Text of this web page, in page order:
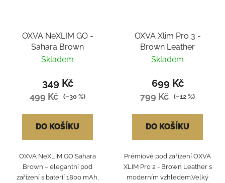
OXVA NeXLIM GO -
Sahara Brown
Skladem
349 Kč
499 Kč (–30 %)
DO KOŠÍKU
OXVA NeXLIM GO Sahara
Brown – elegantní pod
zařízení s baterií 1800 mAh,
OXVA Xlim Pro 3 -
Brown Leather
Skladem
699 Kč
799 Kč (–12 %)
DO KOŠÍKU
Prémiové pod zařízení OXVA
XLIM Pro 2 - Brown Leather s
moderním vzhledem.Velký